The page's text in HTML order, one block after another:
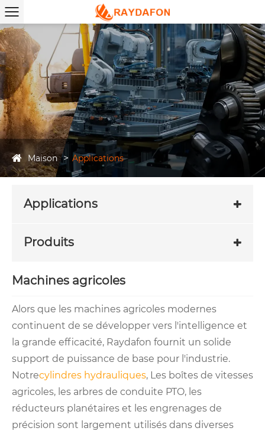
Maison Applications
Applications
Produits
Machines agricoles
Alors que les machines agricoles modernes
continuent de se développer vers l'intelligence et
la grande efficacité, Raydafon fournit un solide
support de puissance de base pour l'industrie.
Notrecylindres hydrauliques, Les boîtes de vitesses
agricoles, les arbres de conduite PTO, les
réducteurs planétaires et les engrenages de
précision sont largement utilisés dans diverses